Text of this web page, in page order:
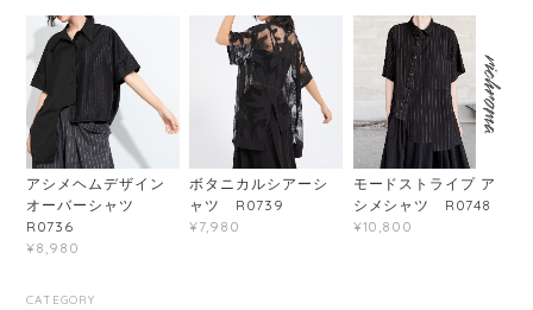
アシメヘムデザイン
オーバーシャツ
R0736
¥8,980
ボタニカルシアーシ
ャツ R0739
¥7,980
モードストライプ ア
シメシャツ R0748
¥10,800
CATEGORY